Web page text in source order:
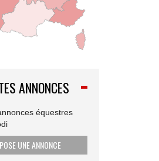
ANNONCES
équestres
UNE ANNONCE